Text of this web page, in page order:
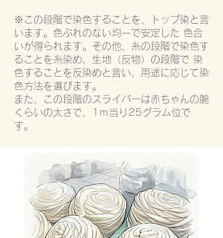
※この段階で染色することを、トップ染と言
います。色ぶれのない均一で安定した 色合
いが得られます。その他、糸の段階で染色す
ることを糸染め、生地（反物）の段階で 染
色することを反染めと言い、用途に応じて染
色方法を選びます。
また、この段階のスライバーは赤ちゃんの腕
くらいの太さで、1ｍ当り25グラム位で
す。